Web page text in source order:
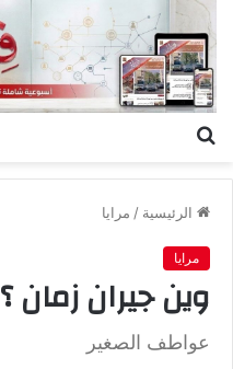
الرئيسية / مرايا
مرايا
وين جيران زمان ؟
عواطف الصغير